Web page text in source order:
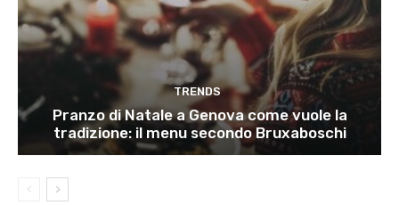
TRENDS
Pranzo di Natale a Genova come vuole la
tradizione: il menu secondo Bruxaboschi